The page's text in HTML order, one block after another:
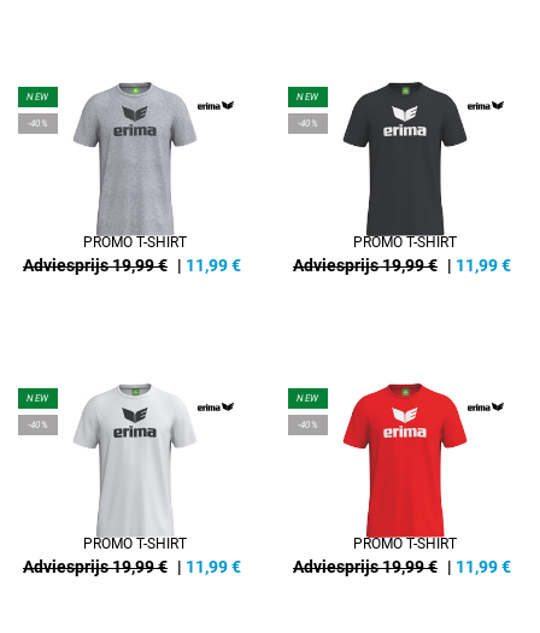
NEW
-40%
PROMO T-SHIRT
Adviesprijs 19,99 € | 11,99€
NEW
-40%
PROMO T-SHIRT
Adviesprijs 19,99 € | 11,99€
NEW
-40%
PROMO T-SHIRT
Adviesprijs 19,99 € | 11,99€
NEW
-40%
PROMO T-SHIRT
Adviesprijs 19,99 € | 11,99€